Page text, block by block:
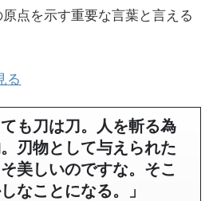
点を示す重要な言葉と言える
る
ても刀は刀。人を斬る為
刃物として与えられた
美しいのですな。そこ
なことになる。」